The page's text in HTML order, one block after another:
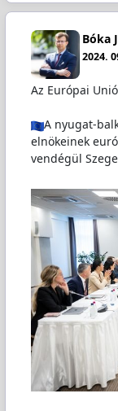
Bóka
2024.
Az Európai
A nyugat-
elnökeinek
vendégül